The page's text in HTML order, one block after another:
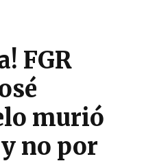
FGR
murió
no por